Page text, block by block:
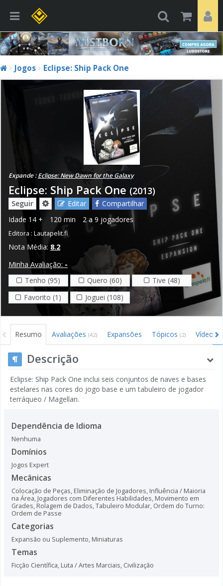
Jogos Eclipse: Ship Pack One
Expande :Eclipse: New Dawn for the Galaxy
Eclipse: Ship Pack One (2013)
Seguir Editar
Compartilhar
Idade 14 + 120 min 2 a 9 jogadores
Editora : Lautapelit.fi
Nota Média: 8.2
Minha Avaliação: -
Tenho (95)
Quero (60)
Tive (48)
Favorito (1)
Joguei (108)
Resumo Avaliações (42) Expansões Tópicos (2) Vídeos
Descrição
Eclipse: Ship Pack One inclui seis conjuntos de naves e bases
estelares nas cores do jogo base e um tabuleiro de jogador
terráqueo / Magellan.
Dependência de Idioma
Nenhuma
Domínios
Jogos Expert
Mecânicas
Colocação de Peças, Eliminação de Jogadores, Influência / Maioria
na Área, Jogadores com Diferentes Habilidades, Movimento em
Grades, Rolagem de Dados,Tabuleiro Modular, Ordem do Turno:
Ordem de Passe
Categorias
Expansão ou Suplemento, Miniaturas
Temas
Ficção Científica, Luta / Artes Marciais, Civilização